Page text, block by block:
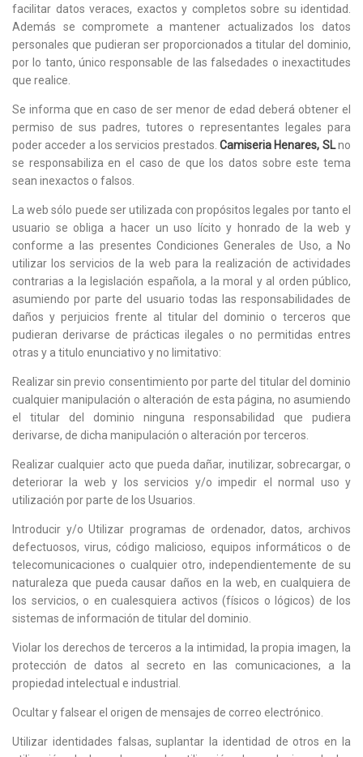
facilitar datos veraces, exactos y completos sobre su identidad.
Además se compromete a mantener actualizados los datos
personales que pudieran ser proporcionados a titular del dominio,
por lo tanto, único responsable de las falsedades o inexactitudes
que realice.
Se informa que en caso de ser menor de edad deberá obtener el
permiso de sus padres, tutores o representantes legales para
poder acceder a los servicios prestados. Camiseria Henares, SLno
se responsabiliza en el caso de que los datos sobre este tema
sean inexactos o falsos.
La web sólo puede ser utilizada con propósitos legales por tanto el
usuario se obliga a hacer un uso lícito y honrado de la web y
conforme a las presentes Condiciones Generales de Uso, a No
utilizar los servicios de la web para la realización de actividades
contrarias a la legislación española, a la moral y al orden público,
asumiendo por parte del usuario todas las responsabilidades de
daños y perjuicios frente al titular del dominio o terceros que
pudieran derivarse de prácticas ilegales o no permitidas entres
otras y a titulo enunciativo y no limitativo:
Realizar sin previo consentimiento por parte del titular del dominio
cualquier manipulación o alteración de esta página, no asumiendo
el titular del dominio ninguna responsabilidad que pudiera
derivarse, de dicha manipulación o alteración por terceros.
Realizar cualquier acto que pueda dañar, inutilizar, sobrecargar, o
deteriorar la web y los servicios y/o impedir el normal uso y
utilización por parte de los Usuarios.
Introducir y/o Utilizar programas de ordenador, datos, archivos
defectuosos, virus, código malicioso, equipos informáticos o de
telecomunicaciones o cualquier otro, independientemente de su
naturaleza que pueda causar daños en la web, en cualquiera de
los servicios, o en cualesquiera activos (físicos o lógicos) de los
sistemas de información de titular del dominio.
Violar los derechos de terceros a la intimidad, la propia imagen, la
protección de datos al secreto en las comunicaciones, a la
propiedad intelectual e industrial.
Ocultar y falsear el origen de mensajes de correo electrónico.
Utilizar identidades falsas, suplantar la identidad de otros en la